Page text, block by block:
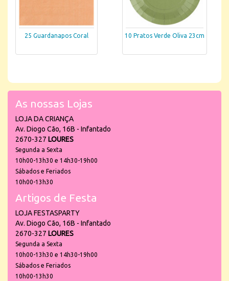
25 Guardanapos Coral 10 Pratos Verde Oliva 23cm
As nossas Lojas
LOJA DA CRIANÇA
Av. Diogo Cão, 16B - Infantado
2670-327 LOURES
Segunda a Sexta
10h00-13h30 e 14h30-19h00
Sábados e Feriados
10h00-13h30
Artigos de Festa
LOJA FESTASPARTY
Av. Diogo Cão, 16B - Infantado
2670-327 LOURES
Segunda a Sexta
10h00-13h30 e 14h30-19h00
Sábados e Feriados
10h00-13h30